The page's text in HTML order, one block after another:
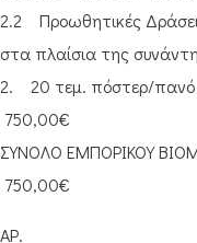
2.2 Προωθητικές
στα πλαίσια της
2. 20 τεμ. πόστερ/πανό
750,00€
ΣΥΝΟΛΟ ΕΜΠΟΡΙΚΟΥ
750,00€
ΑΡ.